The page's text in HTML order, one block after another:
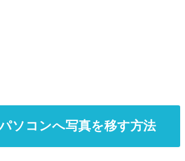
ソコンへ写真を移す方法